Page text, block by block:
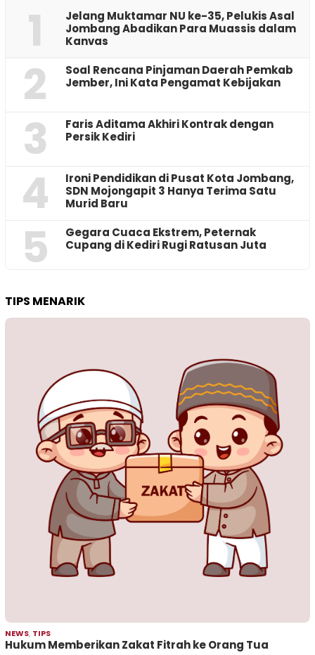
1
Jelang Muktamar NU ke-35, Pelukis Asal
Jombang Abadikan Para Muassis dalam
Kanvas
2
‎Soal Rencana Pinjaman Daerah Pemkab
Jember, Ini Kata Pengamat Kebijakan ‎
3
Faris Aditama Akhiri Kontrak dengan
Persik Kediri
4
Ironi Pendidikan di Pusat Kota Jombang,
SDN Mojongapit 3 Hanya Terima Satu
Murid Baru
5
‎Gegara Cuaca Ekstrem, Peternak
Cupang di Kediri Rugi Ratusan Juta
TIPS MENARIK
NEWS, TIPS
Hukum Memberikan Zakat Fitrah ke Orang Tua